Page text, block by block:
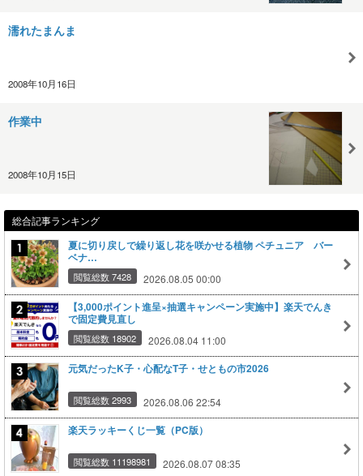
濡れたまんま
2008年10月16日
作業中
2008年10月15日
総合記事ランキング
夏に切り戻しで繰り返し花を咲かせる植物 ペチュニア バー
ベナ…
閲覧総数 7428 2026.08.05 00:00
【3,000ポイント進呈×抽選キャンペーン実施中】楽天でんき
で固定費見直し
閲覧総数 18902 2026.08.04 11:00
元気だったK子・心配なT子・せともの市2026
閲覧総数 2993 2026.08.06 22:54
楽天ラッキーくじ一覧（PC版）
閲覧総数 11198981 2026.08.07 08:35